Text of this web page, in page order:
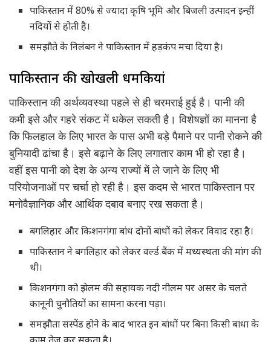
पाकिस्तान में 80% से ज्यादा कृषि भूमि और बिजली उत्पादन इन्हीं
नदियों से होती है।
समझौते के निलंबन ने पाकिस्तान में हड़कंप मचा दिया है।
पाकिस्तान की खोखली धमकियां
पाकिस्तान की अर्थव्यवस्था पहले से ही चरमराई हुई है। पानी की
कमी इसे और गहरे संकट में धकेल सकती है। विशेषज्ञों का मानना है
कि फिलहाल के लिए भारत के पास अभी बड़े पैमाने पर पानी रोकने की
बुनियादी ढांचा है। इसे बढ़ाने के लिए लगातार काम भी हो रहा है।
वहीं इस पानी को देश के अन्य राज्यों में ले जाने के लिए भी
परियोजनाओं पर चर्चा हो रही है। इस कदम से भारत पाकिस्तान पर
मनोवैज्ञानिक और आर्थिक दबाव बनाए रख सकता है।
बगलिहार और किशनगंगा बांध दोनों बांधों को लेकर विवाद रहा है।
पाकिस्तान ने बगलिहार को लेकर वर्ल्ड बैंक में मध्यस्थता की मांग की
थी।
किशनगंगा को झेलम की सहायक नदी नीलम पर असर के चलते
कानूनी चुनौतियों का सामना करना पड़ा।
समझौता सस्पेंड होने के बाद भारत इन बांधों पर बिना किसी बाधा के